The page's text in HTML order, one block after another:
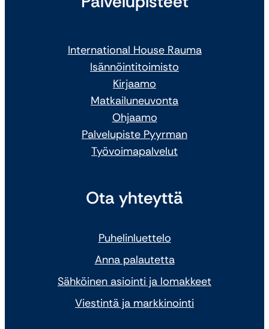
International House Rauma
Isännöintitoimisto
Kirjaamo
Matkailuneuvonta
Ohjaamo
Palvelupiste Pyyrman
Työvoimapalvelut
Ota yhteyttä
Puhelinluettelo
Anna palautetta
Sähköinen asiointi ja lomakkeet
Viestintä ja markkinointi